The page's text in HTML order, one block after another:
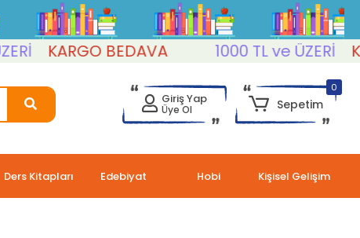
KARGO BEDAVA 1000 TL ve ÜZERİ
Giriş Yap
Üye Ol
0
Sepetim
Ders Kitapları Edebiyat Hobi Kişisel Gelişim